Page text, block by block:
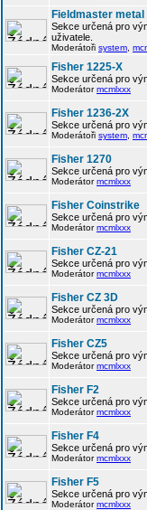
Fieldmaster
Sekce určená pro
uživatele.
Moderátoři system
Fisher 1225-X
Sekce určená pro
Moderátormcmlxxx
Fisher 1236-2X
Sekce určená pro
Moderátoři system
Fisher 1270
Sekce určená pro
Moderátormcmlxxx
Fisher Coinstrike
Sekce určená pro
Moderátormcmlxxx
Fisher CZ-21
Sekce určená pro
Moderátormcmlxxx
Fisher CZ 3D
Sekce určená pro
Moderátormcmlxxx
Fisher CZ5
Sekce určená pro
Moderátormcmlxxx
Fisher F2
Sekce určená pro
Moderátormcmlxxx
Fisher F4
Sekce určená pro
Moderátormcmlxxx
Fisher F5
Sekce určená pro
Moderátormcmlxxx